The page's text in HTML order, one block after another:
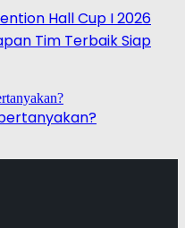
Hall Cup I 2026
Tim Terbaik Siap